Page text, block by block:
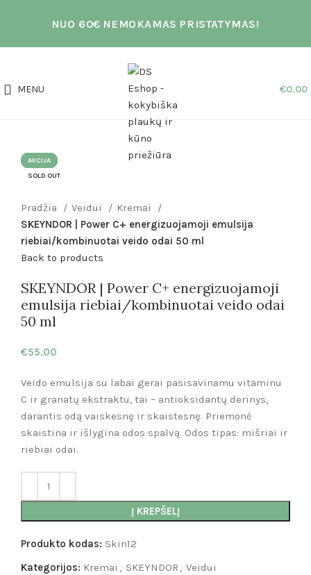
NUO 60€ NEMOKAMAS PRISTATYMAS!
MENU €0.00
Pradžia
Veidui
Kremai
SKEYNDOR | Power C+ energizuojamoji emulsija
riebiai/kombinuotai veido odai 50 ml
Back to products
SKEYNDOR | Power C+ energizuojamoji
emulsija riebiai/kombinuotai veido odai
50 ml
€55.00
Veido emulsija su labai gerai pasisavinamu vitaminu
C ir granatų ekstraktu, tai – antioksidantų derinys,
darantis odą vaiskesnę ir skaistesnę. Priemonė
skaistina ir išlygina odos spalvą. Odos tipas: mišriai ir
riebiai odai.
Į KREPŠELĮ
Produkto kodas: Skin12
Kategorijos: Kremai , SKEYNDOR , Veidui
AKCIJA
AKCIJA
SOLD OUT
AKCIJA
AKCIJA
AKCIJA
AKCIJA
AKCIJA
AKCIJA